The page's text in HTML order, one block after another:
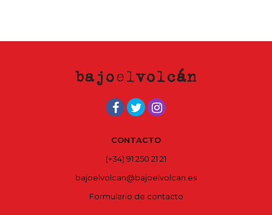
CONTACTO
(+34) 91 250 21 21
bajoelvolcan@bajoelvolcan.es
Formulario de contacto